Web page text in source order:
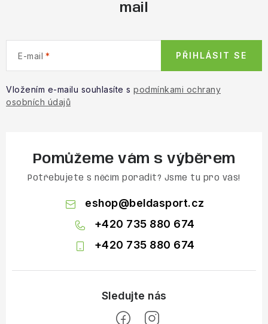
mail
E-mail
Vložením e-mailu souhlasíte s podmínkami ochrany
osobních údajů
PŘIHLÁSIT SE
Pomůžeme vám s výběrem
Potřebujete s něčím poradit? Jsme tu pro vás!
eshop@beldasport.cz
+420 735 880 674
+420 735 880 674